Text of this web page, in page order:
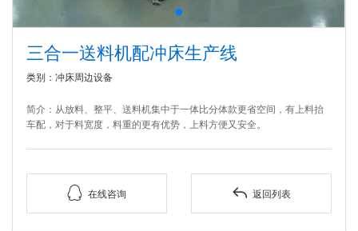
三合一送料机配冲床生产线
类别：冲床周边设备
简介：从放料、整平、送料机集中于一体比分体款更省空间，有上料抬
车配，对于料宽度，料重的更有优势，上料方便又安全。
 在线咨询  返回列表